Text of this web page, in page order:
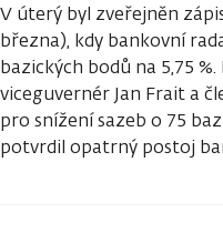
V úterý byl zveřejněn
března), kdy bankovní
bazických bodů na 5,75
viceguvernér Jan Frait a
pro snížení sazeb o 75
potvrdil opatrný postoj